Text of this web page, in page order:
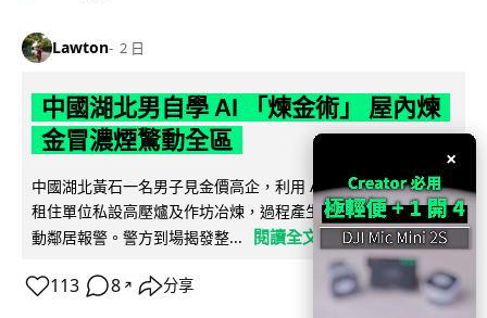
Lawton 2 日
中國湖北男自學 AI 「煉金術」 屋內煉
金冒濃煙驚動全區
中國湖北黃石一名男子見金價高企，利用 AI 自學提煉黃金，在
租住單位私設高壓爐及作坊冶煉，過程產生大量刺鼻濃煙，驚
動鄰居報警。警方到場揭發整...
閱讀全文
113 8 ↗ 分享
×